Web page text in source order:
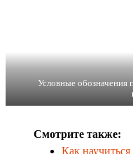
Условные обозначения
Смотрите также:
Как